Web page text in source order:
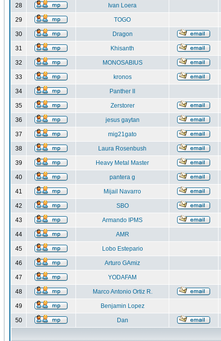
28 Ivan Loera
29 TOGO
30 Dragon
31 Khisanth
32 MONOSABIUS
33 kronos
34 Panther II
35 Zerstorer
36 jesus gaytan
37 mig21gato
38 Laura Rosenbush
39 Heavy Metal Master
40 pantera g
41 Mijail Navarro
42 SBO
43 Armando IPMS
44 AMR
45 Lobo Estepario
46 Arturo GAmiz
47 YODAFAM
48 Marco Antonio Ortiz R.
49 Benjamin Lopez
50 Dan